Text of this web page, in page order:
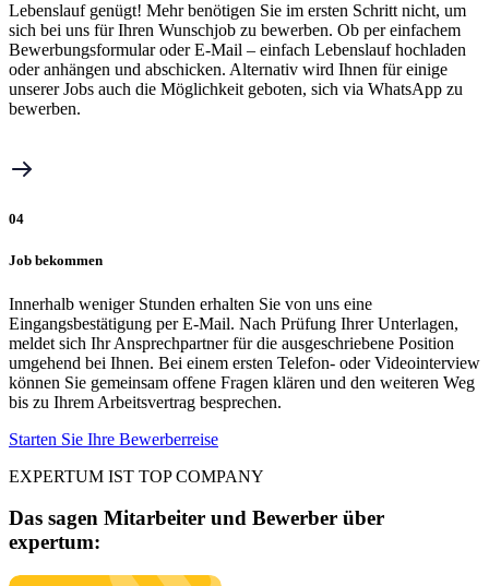
Lebenslauf genügt! Mehr benötigen Sie im ersten Schritt nicht, um
sich bei uns für Ihren Wunschjob zu bewerben. Ob per einfachem
Bewerbungsformular oder E-Mail – einfach Lebenslauf hochladen
oder anhängen und abschicken. Alternativ wird Ihnen für einige
unserer Jobs auch die Möglichkeit geboten, sich via WhatsApp zu
bewerben.
04
Job bekommen
Innerhalb weniger Stunden erhalten Sie von uns eine
Eingangsbestätigung per E-Mail. Nach Prüfung Ihrer Unterlagen,
meldet sich Ihr Ansprechpartner für die ausgeschriebene Position
umgehend bei Ihnen. Bei einem ersten Telefon- oder Videointerview
können Sie gemeinsam offene Fragen klären und den weiteren Weg
bis zu Ihrem Arbeitsvertrag besprechen.
Starten Sie Ihre Bewerberreise
EXPERTUM IST TOP COMPANY
Das sagen Mitarbeiter und Bewerber über
expertum: